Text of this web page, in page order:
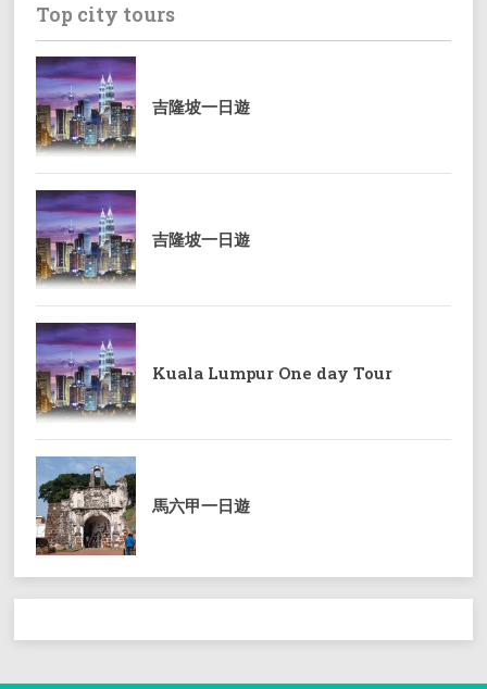
Top city tours
吉隆坡一日遊
吉隆坡一日遊
Kuala Lumpur One day Tour
馬六甲一日遊